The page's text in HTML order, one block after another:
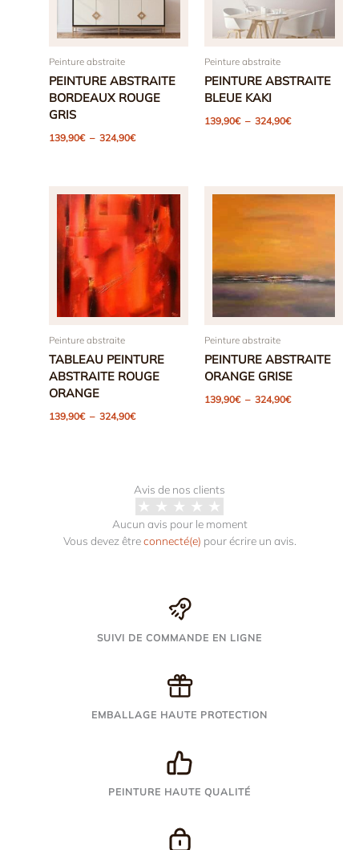
Peinture abstraite
PEINTURE ABSTRAITE
BORDEAUX ROUGE
GRIS
139,90€ – 324,90€Plage
324,90€
Peinture abstraite
PEINTURE ABSTRAITE
BLEUE KAKI
139,90€ – 324,90€Plage
Peinture abstraite
TABLEAU PEINTURE
ABSTRAITE ROUGE
ORANGE
139,90€ – 324,90€Plage
Peinture abstraite
PEINTURE ABSTRAITE
ORANGE GRISE
139,90€ – 324,90€Plage
Avis de nos clients
Aucun avis pour le moment
Vous devez êtreconnecté(e) pour écrire un avis.
SUIVI DE COMMANDE EN LIGNE
EMBALLAGE HAUTE PROTECTION
PEINTURE HAUTE QUALITÉ